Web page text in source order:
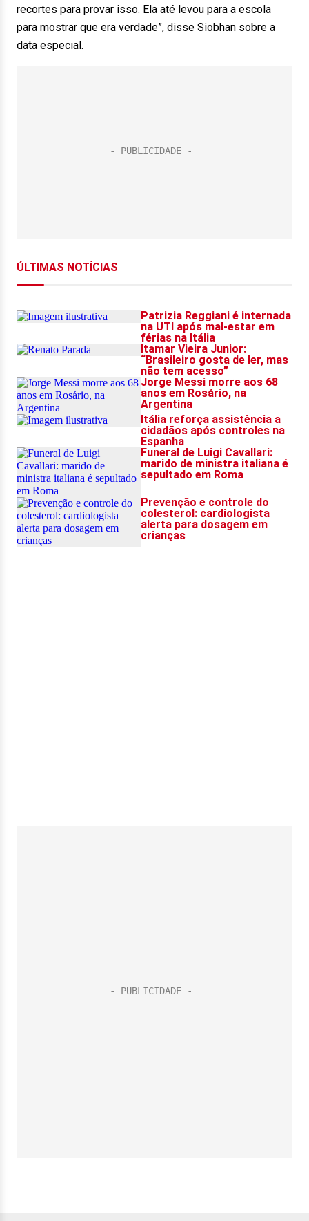
recortes para provar isso. Ela até levou para a escola
para mostrar que era verdade”, disse Siobhan sobre a
data especial.